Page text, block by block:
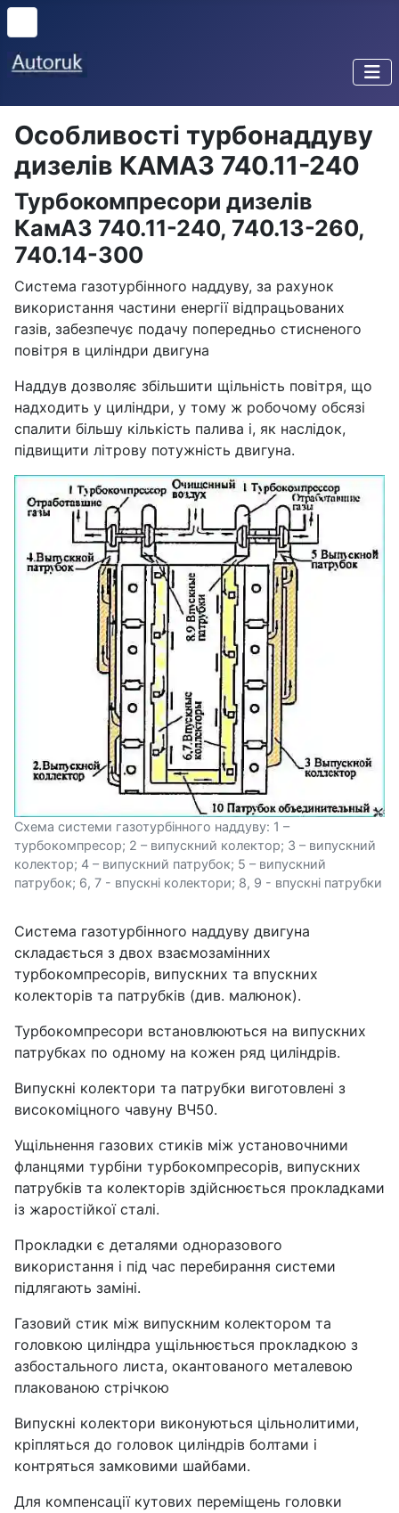
Особливості турбонаддуву
дизелів КАМАЗ 740.11-240
Турбокомпресори дизелів
КамАЗ 740.11-240, 740.13-260,
740.14-300
Система газотурбінного наддуву, за рахунок
використання частини енергії відпрацьованих
газів, забезпечує подачу попередньо стисненого
повітря в циліндри двигуна
Наддув дозволяє збільшити щільність повітря, що
надходить у циліндри, у тому ж робочому обсязі
спалити більшу кількість палива і, як наслідок,
підвищити літрову потужність двигуна.
Схема системи газотурбінного наддуву: 1 –
турбокомпресор; 2 – випускний колектор; 3 – випускний
колектор; 4 – випускний патрубок; 5 – випускний
патрубок; 6, 7 - впускні колектори; 8, 9 - впускні патрубки
Система газотурбінного наддуву двигуна
складається з двох взаємозамінних
турбокомпресорів, випускних та впускних
колекторів та патрубків (див. малюнок).
Турбокомпресори встановлюються на випускних
патрубках по одному на кожен ряд циліндрів.
Випускні колектори та патрубки виготовлені з
високоміцного чавуну ВЧ50.
Ущільнення газових стиків між установочними
фланцями турбіни турбокомпресорів, випускних
патрубків та колекторів здійснюється прокладками
із жаростійкої сталі.
Прокладки є деталями одноразового
використання і під час перебирання системи
підлягають заміні.
Газовий стик між випускним колектором та
головкою циліндра ущільнюється прокладкою з
азбостального листа, окантованого металевою
плакованою стрічкою
Випускні колектори виконуються цільнолитими,
кріпляться до головок циліндрів болтами і
контряться замковими шайбами.
Для компенсації кутових переміщень головки